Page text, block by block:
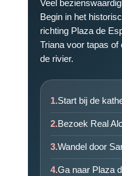
Veel
Begin in het
richting Plaza de
Triana voor tapas of
de rivier.
1.Start bij de
2.Bezoek Real
3.Wandel door
4.Ga naar Plaza